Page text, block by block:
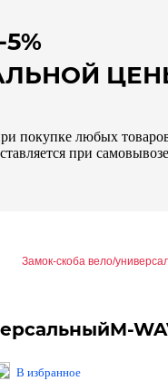
покупке любых
при
Замок-скоба вело/
В избранное